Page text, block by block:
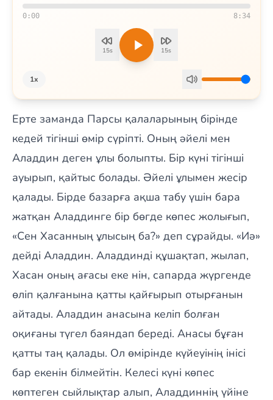
0:00 8:34
15s 15s
1x
Ерте заманда Парсы қалаларының бірінде
кедей тігінші өмір сүріпті. Оның әйелі мен
Аладдин деген ұлы болыпты. Бір күні тігінші
ауырып, қайтыс болады. Әйелі ұлымен жесір
қалады. Бірде базарға ақша табу үшін бара
жатқан Аладдинге бір бөгде көпес жолығып,
«Сен Хасанның ұлысың ба?» деп сұрайды. «Иә»
дейді Аладдин. Аладдинді құшақтап, жылап,
Хасан оның ағасы еке нін, сапарда жүргенде
өліп қалғанына қатты қайғырып отырғанын
айтады. Аладдин анасына келіп болған
оқиғаны түгел баяндап береді. Анасы бұған
қатты таң қалады. Ол өмірінде күйеуінің інісі
бар екенін білмейтін. Келесі күні көпес
көптеген сыйлықтар алып, Аладдиннің үйіне